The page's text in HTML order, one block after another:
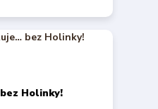
Holinky!